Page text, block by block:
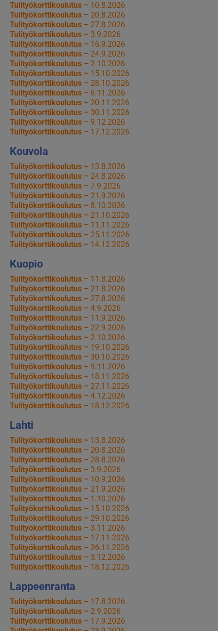
Tulityökorttikoulutus – 10.8.2026
Tulityökorttikoulutus – 20.8.2026
Tulityökorttikoulutus – 27.8.2026
Tulityökorttikoulutus – 3.9.2026
Tulityökorttikoulutus – 16.9.2026
Tulityökorttikoulutus – 24.9.2026
Tulityökorttikoulutus – 2.10.2026
Tulityökorttikoulutus – 15.10.2026
Tulityökorttikoulutus – 28.10.2026
Tulityökorttikoulutus – 6.11.2026
Tulityökorttikoulutus – 20.11.2026
Tulityökorttikoulutus – 30.11.2026
Tulityökorttikoulutus – 9.12.2026
Tulityökorttikoulutus – 17.12.2026
Kouvola
Tulityökorttikoulutus – 13.8.2026
Tulityökorttikoulutus – 24.8.2026
Tulityökorttikoulutus – 7.9.2026
Tulityökorttikoulutus – 21.9.2026
Tulityökorttikoulutus – 8.10.2026
Tulityökorttikoulutus – 21.10.2026
Tulityökorttikoulutus – 11.11.2026
Tulityökorttikoulutus – 25.11.2026
Tulityökorttikoulutus – 14.12.2026
Kuopio
Tulityökorttikoulutus – 11.8.2026
Tulityökorttikoulutus – 21.8.2026
Tulityökorttikoulutus – 27.8.2026
Tulityökorttikoulutus – 4.9.2026
Tulityökorttikoulutus – 11.9.2026
Tulityökorttikoulutus – 22.9.2026
Tulityökorttikoulutus – 2.10.2026
Tulityökorttikoulutus – 19.10.2026
Tulityökorttikoulutus – 30.10.2026
Tulityökorttikoulutus – 9.11.2026
Tulityökorttikoulutus – 18.11.2026
Tulityökorttikoulutus – 27.11.2026
Tulityökorttikoulutus – 4.12.2026
Tulityökorttikoulutus – 18.12.2026
Lahti
Tulityökorttikoulutus – 13.8.2026
Tulityökorttikoulutus – 20.8.2026
Tulityökorttikoulutus – 28.8.2026
Tulityökorttikoulutus – 3.9.2026
Tulityökorttikoulutus – 10.9.2026
Tulityökorttikoulutus – 21.9.2026
Tulityökorttikoulutus – 1.10.2026
Tulityökorttikoulutus – 15.10.2026
Tulityökorttikoulutus – 29.10.2026
Tulityökorttikoulutus – 3.11.2026
Tulityökorttikoulutus – 17.11.2026
Tulityökorttikoulutus – 26.11.2026
Tulityökorttikoulutus – 3.12.2026
Tulityökorttikoulutus – 18.12.2026
Lappeenranta
Tulityökorttikoulutus – 17.8.2026
Tulityökorttikoulutus – 2.9.2026
Tulityökorttikoulutus – 17.9.2026